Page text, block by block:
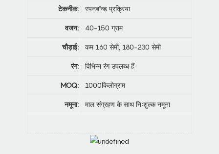
टेकनीक: स्पनबॉन्ड प्रक्रिया
वजन: 40-150 ग्राम
चौड़ाई: कम 160 सेमी, 180-230 सेमी
रंग: विभिन्न रंग उपलब्ध हैं
MOQ: 1000किलोग्राम
नमूना: माल संग्रहण के साथ निःशुल्क नमूना